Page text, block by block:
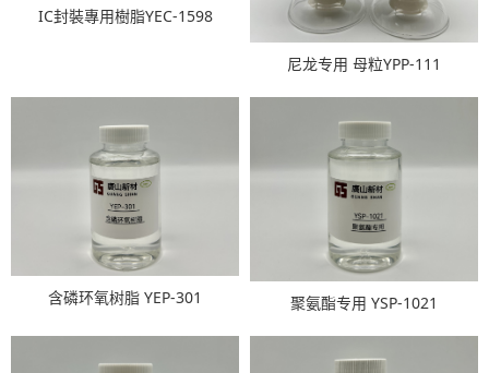
IC封裝專用樹脂YEC-1598
尼龙专用 母粒YPP-111
含磷环氧树脂 YEP-301 聚氨酯专用 YSP-1021